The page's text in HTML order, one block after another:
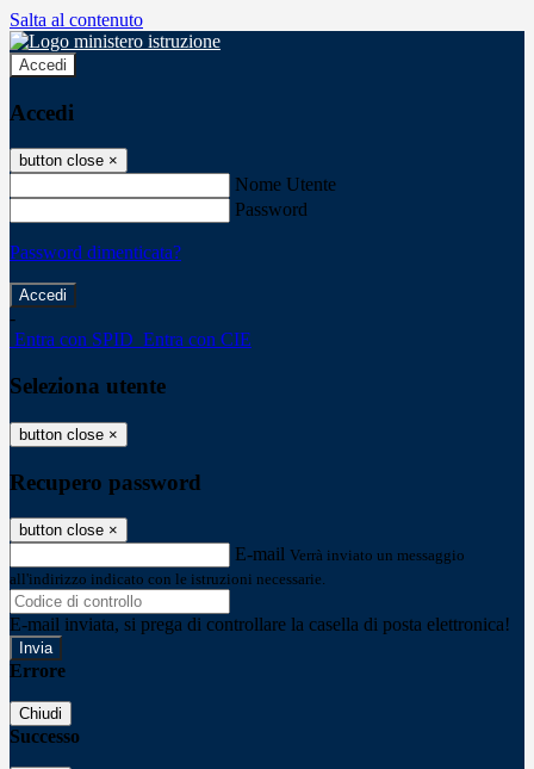
Salta al contenuto
Accedi
Accedi
button close ×
Nome Utente
Password
Password dimenticata?
-
Entra con SPID Entra con CIE
Seleziona utente
button close ×
Recupero password
button close ×
E-mail Verrà inviato un messaggio
all'indirizzo indicato con le istruzioni necessarie.
E-mail inviata, si prega di controllare la casella di posta elettronica!
Errore
Chiudi
Successo